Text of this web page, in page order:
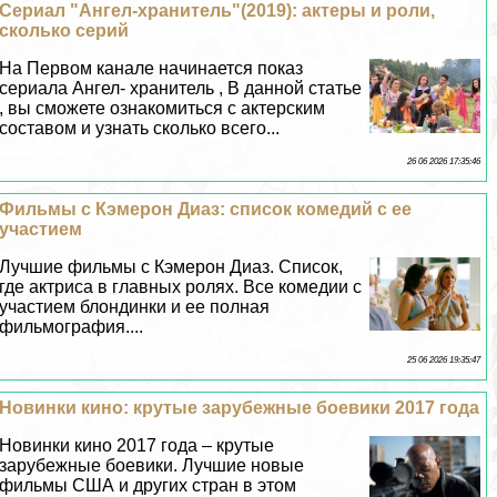
Сериал "Ангел-хранитель"(2019): актеры и роли,
сколько серий
На Первом канале начинается показ
сериала Ангел- хранитель , В данной статье
, вы сможете ознакомиться с актерским
составом и узнать сколько всего...
26 06 2026 17:35:46
Фильмы с Кэмерон Диаз: список комедий с ее
участием
Лучшие фильмы с Кэмерон Диаз. Список,
где актриса в главных ролях. Все комедии с
участием блондинки и ее полная
фильмография....
25 06 2026 19:35:47
Новинки кино: крутые зарубежные боевики 2017 года
Новинки кино 2017 года – крутые
зарубежные боевики. Лучшие новые
фильмы США и других стран в этом